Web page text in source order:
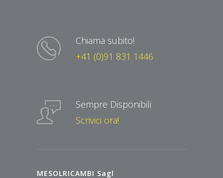
Chiama subito!
+41 (0)91 831 1446
Sempre Disponibili
Scrivici ora!
MESOLRICAMBI Sagl